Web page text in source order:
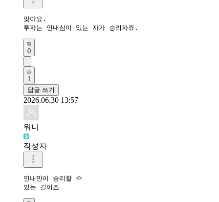
맞아요.
투자는 인내심이 있는 자가 승리자죠.
0
1
답글 쓰기
2026.06.30 13:57
워니
작성자
인내만이 승리할 수
있는 길이죠